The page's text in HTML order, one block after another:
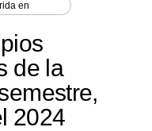
en
de la
2024